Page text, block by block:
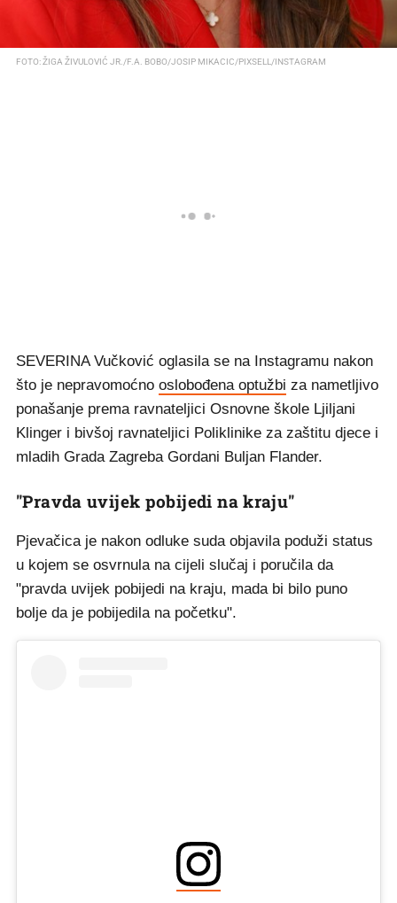
FOTO: ŽIGA ŽIVULOVIĆ JR./F.A. BOBO/JOSIP MIKACIC/PIXSELL/INSTAGRAM
SEVERINA Vučković oglasila se na Instagramu nakon
što je nepravomoćno oslobođena optužbi za nametljivo
ponašanje prema ravnateljici Osnovne škole Ljiljani
Klinger i bivšoj ravnateljici Poliklinike za zaštitu djece i
mladih Grada Zagreba Gordani Buljan Flander.
"Pravda uvijek pobijedi na kraju"
Pjevačica je nakon odluke suda objavila poduži status
u kojem se osvrnula na cijeli slučaj i poručila da
"pravda uvijek pobijedi na kraju, mada bi bilo puno
bolje da je pobijedila na početku".